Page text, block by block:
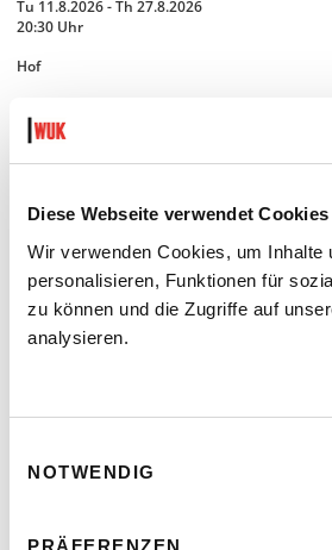
Diese Webseite verwendet Cookies
Wir verwenden Cookies, um Inhalte
personalisieren, Funktionen für
zu können und die Zugriffe auf
analysieren.
NOTWENDIG
PRÄFERENZEN
Tu 11.8.2026 - Th 27.8.2026
20:30 Uhr
Hof